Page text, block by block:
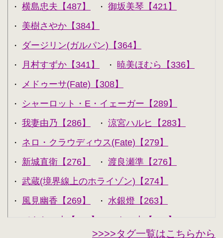
・ 横島忠夫【487】 ・ 御坂美琴【421】
・ 美樹さやか【384】
・ ダージリン(ガルパン)【364】
・ 月村すずか【341】 ・ 暁美ほむら【336】
・ メドゥーサ(Fate)【308】
・ シャーロット・E・イェーガー【289】
・ 我妻由乃【286】 ・ 涼宮ハルヒ【283】
・ ネロ・クラウディウス(Fate)【279】
・ 新城直衛【276】 ・ 渡良瀬準【276】
・ 武蔵(境界線上のホライゾン)【274】
・ 風見幽香【269】 ・ 水銀燈【263】
できない夫【262】 キル夫【260】
>>>>タグ一覧はこちらから